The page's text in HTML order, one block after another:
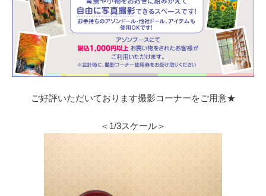
ご好評いただいております撮影コーナーをご用意★
＜1/3スケール＞